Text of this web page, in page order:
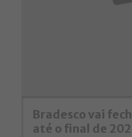
Bradesco vai
até o final de